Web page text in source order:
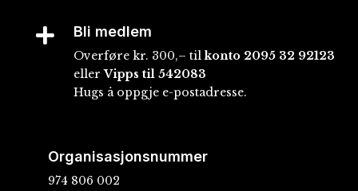
 Bli medlem
Overføre kr. 300,– tilkonto 2095 32 92123
ellerVipps til 542083
Hugs å oppgje e-postadresse.
Organisasjonsnummer
974 806 002